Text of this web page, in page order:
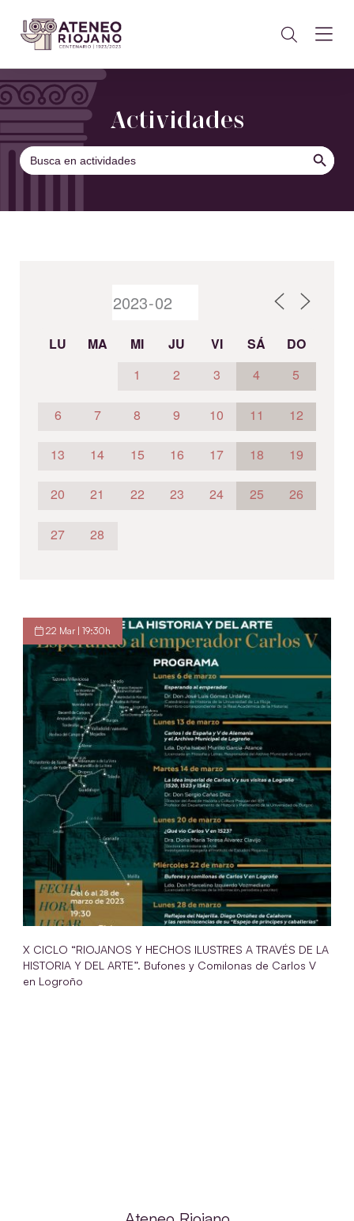
Actividades
Buscar: BOTÓN DE
LU MA MI JU VI SÁ
DO
1
2 3 4 5
6 7 8 9 10 11 12
13 14 15 16 17 18 19
20 21 22 23 24 25 26
27 28
22 Mar | 19:30h
X CICLO “RIOJANOS Y HECHOS ILUSTRES A TRAVÉS DE LA
HISTORIA Y DEL ARTE”. Bufones y Comilonas de Carlos V
en Logroño